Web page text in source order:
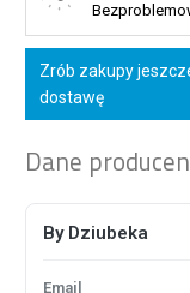
Zrób zakupy
dostawę
Dane
By Dziubeka
Email